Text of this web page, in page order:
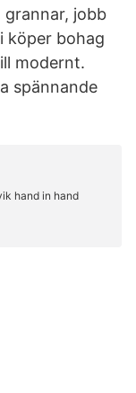
grannar, jobb
köper bohag
modernt.
spännande